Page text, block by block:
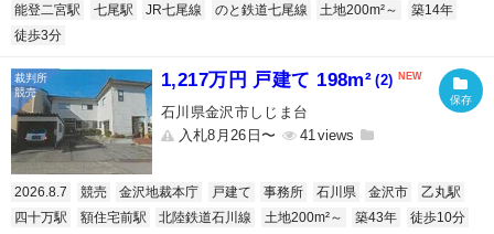
能登二宮駅
七尾駅 JR七尾線 のと鉄道七尾線 土地200m²～
築14年
徒歩3分
1,217万円 戸建て 198m² (2)
石川県金沢市しじま台
入札8月26日〜
41
2026.8.7 競売 金沢地裁本庁 戸建て 事務所 石川県 金沢市
乙丸駅
四十万駅
額住宅前駅 北陸鉄道石川線 土地200m²～ 築43年 徒歩10分